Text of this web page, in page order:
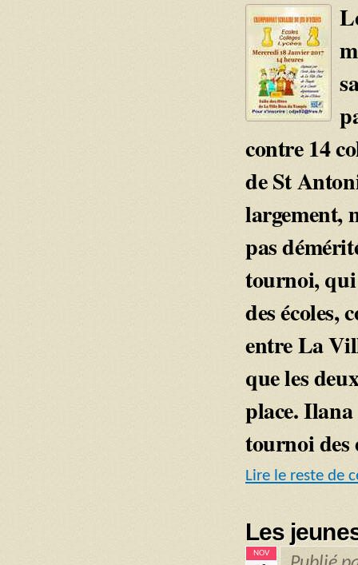
contre 14
de St
largement,
pas
tournoi, qui
des écoles,
entre La
que les
place.
tournoi des
Lire le reste de
Les
NOV